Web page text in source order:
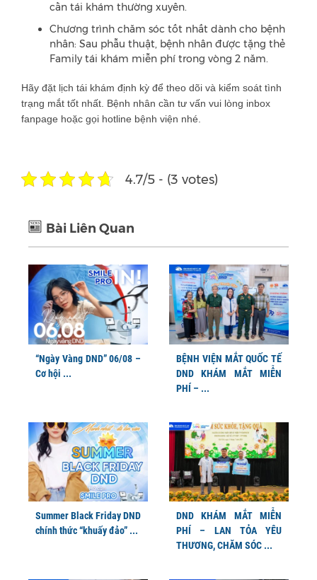
cần tái khám thường xuyên.
Chương trình chăm sóc tốt nhất dành cho bệnh
nhân: Sau phẫu thuật, bệnh nhân được tặng thẻ
Family tái khám miễn phí trong vòng 2 năm.
Hãy đặt lịch tái khám định kỳ để theo dõi và kiểm soát tình
trạng mắt tốt nhất. Bệnh nhân cần tư vấn vui lòng inbox
fanpage hoặc gọi hotline bệnh viện nhé.
4.7/5 - (3 votes)
Bài Liên Quan
“Ngày Vàng DND” 06/08 –
Cơ hội ...
BỆNH VIỆN MẮT QUỐC TẾ
DND KHÁM MẮT MIỄN
PHÍ – ...
Summer Black Friday DND
chính thức “khuấy đảo” ...
DND KHÁM MẮT MIỄN
PHÍ – LAN TỎA YÊU
THƯƠNG, CHĂM SÓC ...